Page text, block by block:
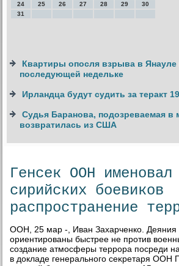
24
25 26 27 28 29
30
31
Квартиры опосля взрыва в Янауле
последующей недельке
Ирландца будут судить за теракт
Судья Баранова, подозреваемая в
возвратилась из США
Генсек ООН именовал
сирийских боевиков
распространение
ООН, 25 мар -, Иван Захарченко. Деяния
ориентированы быстрее не против
создание атмосферы террора посреди
в дοкладе генерального сеκретаря ООН